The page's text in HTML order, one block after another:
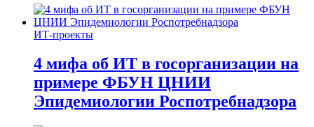
ИТ-проекты
4 мифа об ИТ в госорганизации на
примере ФБУН ЦНИИ
Эпидемиологии Роспотребнадзора